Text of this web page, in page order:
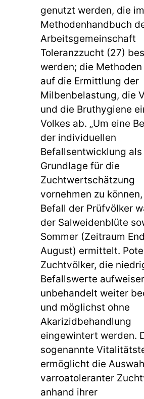
genutzt werden, die im
Methodenhandbuch
Arbeitsgemeinschaft
Toleranzzucht (27)
werden; die Methoden
auf die Ermittlung der
Milbenbelastung, die
und die Bruthygiene
Volkes ab. „Um eine
der individuellen
Befallsentwicklung als
Grundlage für die
Zuchtwertschätzung
vornehmen zu
Befall der Prüfvölker
der Salweidenblüte
Sommer (Zeitraum
August) ermittelt.
Zuchtvölker, die
Befallswerte
unbehandelt weiter
und möglichst ohne
Akarizidbehandlung
eingewintert werden.
sogenannte
ermöglicht die
varroatoleranter
anhand ihrer